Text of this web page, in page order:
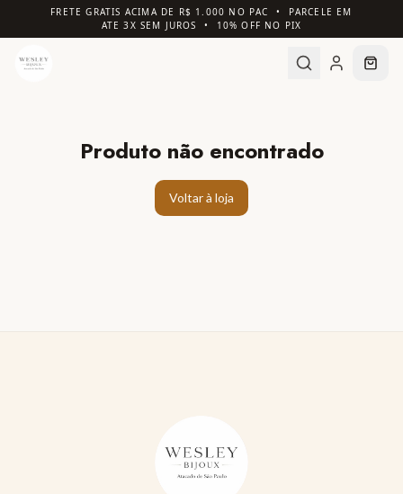
FRETE GRATIS ACIMA DE R$ 1.000 NO PAC • PARCELE EM
ATE 3X SEM JUROS • 10% OFF NO PIX
Produto não encontrado
Voltar à loja